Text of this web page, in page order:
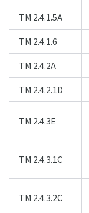
TM 2.4.1.5A
TM 2.4.1.6
TM 2.4.2A
TM 2.4.2.1D
TM 2.4.3E
TM 2.4.3.1C
TM 2.4.3.2C